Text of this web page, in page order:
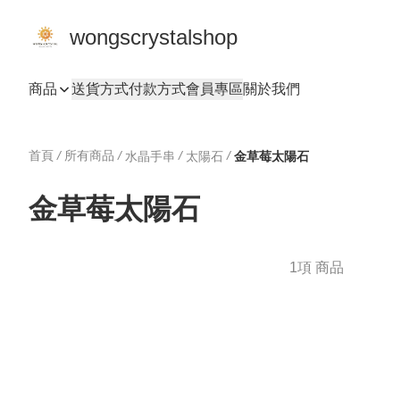
wongscrystalshop
商品 送貨方式付款方式會員專區關於我們
首頁 / 所有商品 / 水晶手串 / 太陽石 / 金草莓太陽石
金草莓太陽石
1項 商品